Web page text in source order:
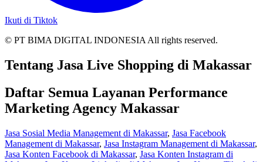
Ikuti di Tiktok
© PT BIMA DIGITAL INDONESIA All rights reserved.
Tentang Jasa Live Shopping di Makassar
Daftar Semua Layanan Performance
Marketing Agency Makassar
Jasa Sosial Media Management di Makassar, Jasa Facebook
Management di Makassar, Jasa Instagram Management di Makassar,
Jasa Konten Facebook di Makassar, Jasa Konten Instagram di